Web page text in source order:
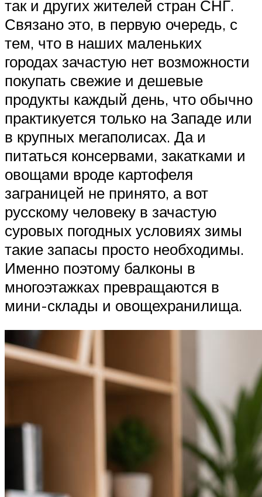
так и других жителей стран СНГ.
Связано это, в первую очередь, с
тем, что в наших маленьких
городах зачастую нет возможности
покупать свежие и дешевые
продукты каждый день, что обычно
практикуется только на Западе или
в крупных мегаполисах. Да и
питаться консервами, закатками и
овощами вроде картофеля
заграницей не принято, а вот
русскому человеку в зачастую
суровых погодных условиях зимы
такие запасы просто необходимы.
Именно поэтому балконы в
многоэтажках превращаются в
мини-склады и овощехранилища.